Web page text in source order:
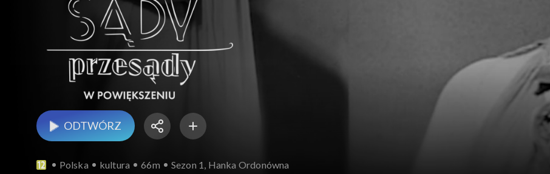
ODTWÓRZ
Polska kultura 66m Sezon 1, Hanka Ordonówna